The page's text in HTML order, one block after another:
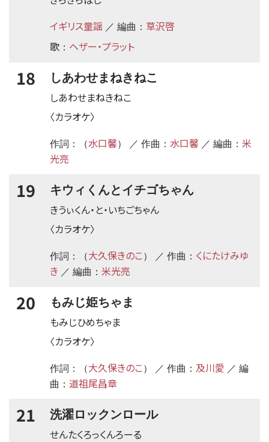
イギリス童謡 ／ 編曲： 草沢啓
歌 ： ヘザー・プラット
18 しあわせまねきねこ
しあわせまねきねこ
〈カラオケ〉
作詞：（水口馨） ／ 作曲： 水口馨 ／ 編曲： 米
光亮
19 キウィくんとイチゴちゃん
きうぃくん・と・いちごちゃん
〈カラオケ〉
作詞：（大久保きのこ） ／ 作曲： くにたけみゆ
き ／ 編曲： 米光亮
20 もみじ姫ちゃま
もみじひめちゃま
〈カラオケ〉
作詞：（大久保きのこ） ／ 作曲： 及川愛 ／ 編
曲： 道祖尾昌章
21 洗濯ロックンロール
せんたくろっくんろーる